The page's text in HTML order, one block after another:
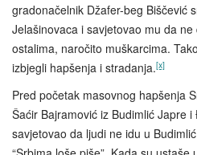
gradonačelnik Džafer-beg Biščević
Jelašinovaca i savjetovao mu da
ostalima, naročito muškarcima.
izbjegli hapšenja i stradanja.[x]
Pred početak masovnog hapšenja
Šaćir Bajramović iz Budimlić Japre
savjetovao da ljudi ne idu u